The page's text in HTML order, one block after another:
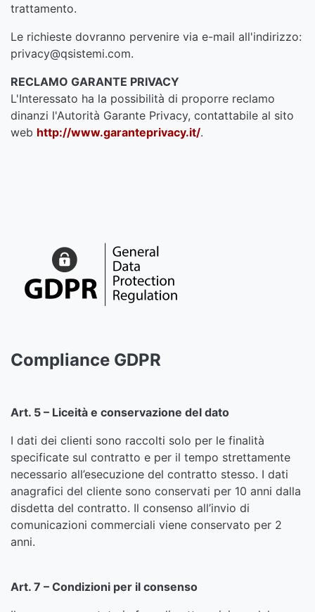
trattamento.
Le richieste dovranno pervenire via e-mail all'indirizzo:
privacy@qsistemi.com.
RECLAMO GARANTE PRIVACY
L'Interessato ha la possibilità di proporre reclamo
dinanzi l'Autorità Garante Privacy, contattabile al sito
web http://www.garanteprivacy.it/.
Compliance GDPR
Art. 5 – Liceità e conservazione del dato
I dati dei clienti sono raccolti solo per le finalità
specificate sul contratto e per il tempo strettamente
necessario all’esecuzione del contratto stesso. I dati
anagrafici del cliente sono conservati per 10 anni dalla
disdetta del contratto. Il consenso all’invio di
comunicazioni commerciali viene conservato per 2
anni.
Art. 7 – Condizioni per il consenso